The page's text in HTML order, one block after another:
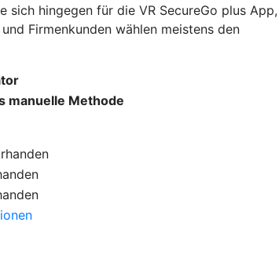
hingegen für die VR SecureGo plus App,
Firmenkunden wählen meistens den
manuelle Methode